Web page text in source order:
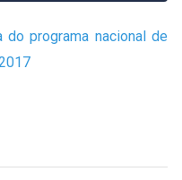
programa nacional de